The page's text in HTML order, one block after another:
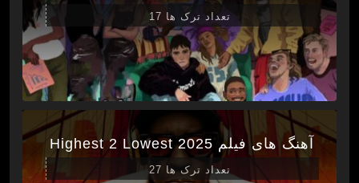
تعداد ترک ها 17
آهنگ های فیلم Highest 2 Lowest 2025
تعداد ترک ها 27